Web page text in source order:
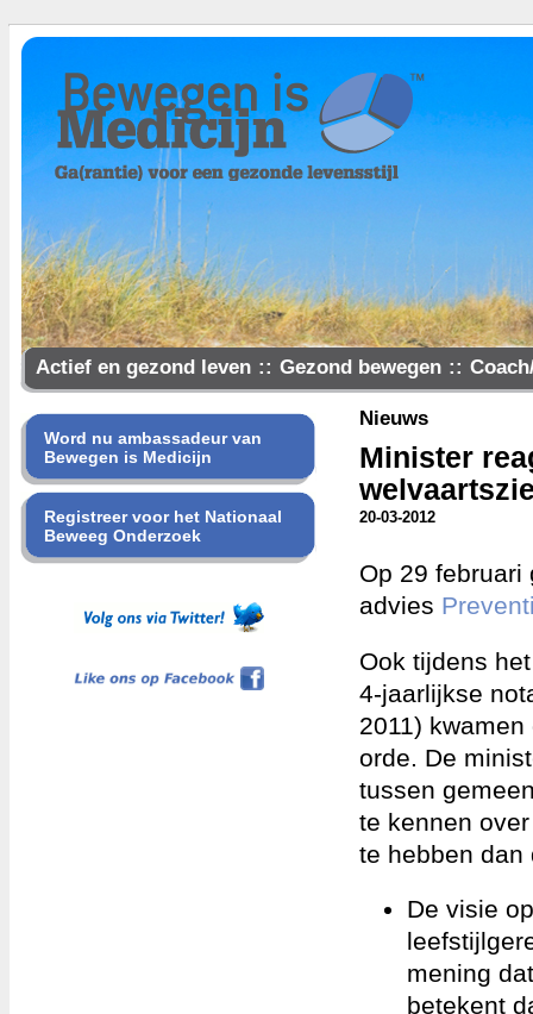
Actief en gezond leven :: Gezond bewegen ::
Samen gezonder
Word nu ambassadeur van
Bewegen is Medicijn
Registreer voor het Nationaal
Beweeg Onderzoek
Nieuws
Minister
20-03-2012
Op 29
advies
Ook tijdens
4-jaarlijkse
2011)
orde. De
tussen
te kennen
te hebben dan
De visie
mening
betekent